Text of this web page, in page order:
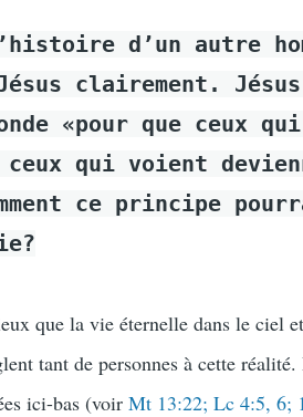
d’un autre
clairement.
«pour que ceux
qui voient
ce principe
que la vie éternelle dans le ciel
tant de personnes à cette
ici-bas (voirMt 13:22; Lc 4:5, 6;